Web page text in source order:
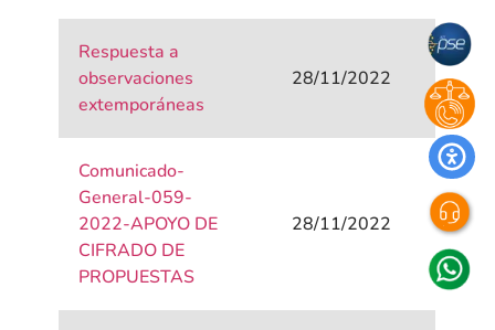
Respuesta a
observaciones
extemporáneas
28/11/2022
Comunicado-
General-059-
2022-APOYO DE
CIFRADO DE
PROPUESTAS
28/11/2022